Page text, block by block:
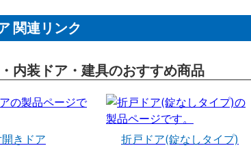
関連リンク
内装ドア・建具のおすすめ商品
開きドア 折戸ドア(錠なしタイプ)